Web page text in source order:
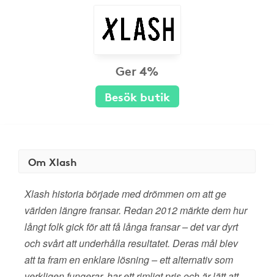
Ger 4%
Besök butik
Om Xlash
Xlash historia började med drömmen om att ge
världen längre fransar. Redan 2012 märkte dem hur
långt folk gick för att få långa fransar – det var dyrt
och svårt att underhålla resultatet. Deras mål blev
att ta fram en enklare lösning – ett alternativ som